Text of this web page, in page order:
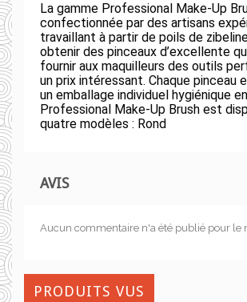
La gamme Professional Make-Up
confectionnée par des artisans
travaillant à partir de poils de
obtenir des pinceaux d’excellente
fournir aux maquilleurs des outils
un prix intéressant. Chaque pinceau
un emballage individuel hygiénique
Professional Make-Up Brush est
quatre modèles : Rond
AVIS
Aucun commentaire n'a été publié pour le
PRODUITS VUS